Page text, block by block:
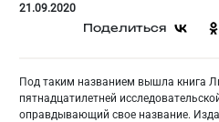
21.09.2020
Поделиться
Под таким названием вышла книга
пятнадцатилетней
оправдывающий свое название.